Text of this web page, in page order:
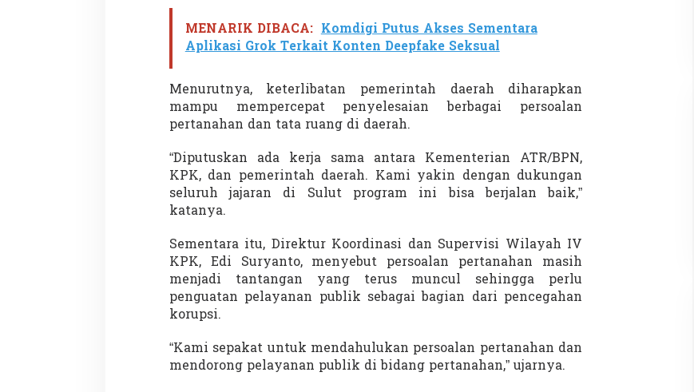
e
g
r
i
N
a
n
a
MENARIK DIBACA: Komdigi Putus Akses Sementara
Aplikasi Grok Terkait Konten Deepfake Seksual
Menurutnya, keterlibatan pemerintah daerah diharapkan
mampu mempercepat penyelesaian berbagai persoalan
pertanahan dan tata ruang di daerah.
“Diputuskan ada kerja sama antara Kementerian ATR/BPN,
KPK, dan pemerintah daerah. Kami yakin dengan dukungan
seluruh jajaran di Sulut program ini bisa berjalan baik,”
katanya.
Sementara itu, Direktur Koordinasi dan Supervisi Wilayah IV
KPK, Edi Suryanto, menyebut persoalan pertanahan masih
menjadi tantangan yang terus muncul sehingga perlu
penguatan pelayanan publik sebagai bagian dari pencegahan
korupsi.
“Kami sepakat untuk mendahulukan persoalan pertanahan dan
mendorong pelayanan publik di bidang pertanahan,” ujarnya.
Demonstrasi Gen-Z Guncang
Nepal, PM Mundur Mendadak
Setelah Gedung Parlemen Dibakar
12 September 2025
Menteri Nusron: Patok Batas Tanah
Cegah Konflik dan Dukung
Rekognisi Sejarah Kerajaan Siak
dan Harapan Daerah Istimewa Riau